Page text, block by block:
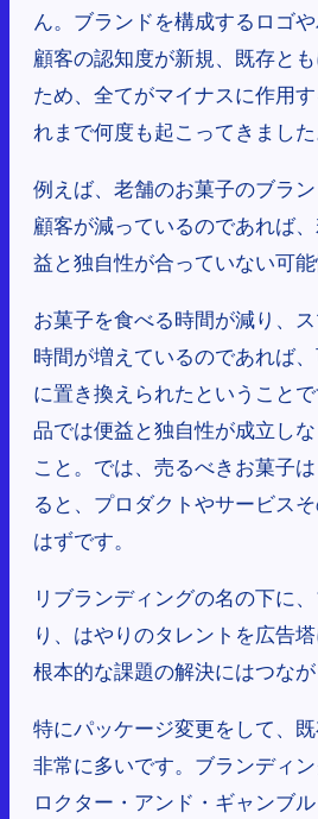
ん。ブランドを構成するロゴ
顧客の認知度が新規、既存と
ため、全てがマイナスに作用
れまで何度も起こってきました
例えば、老舗のお菓子のブラ
顧客が減っているのであれば
益と独自性が合っていない可能
お菓子を食べる時間が減り、
時間が増えているのであれば
に置き換えられたということ
品では便益と独自性が成立し
こと。では、売るべきお菓子
ると、プロダクトやサービス
はずです。
リブランディングの名の下に
り、はやりのタレントを広告塔
根本的な課題の解決にはつなが
特にパッケージ変更をして、
非常に多いです。ブランディ
ロクター・アンド・ギャンブ